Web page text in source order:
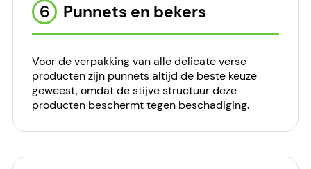
6 Punnets en bekers
Voor de verpakking van alle delicate verse
producten zijn punnets altijd de beste keuze
geweest, omdat de stijve structuur deze
producten beschermt tegen beschadiging.